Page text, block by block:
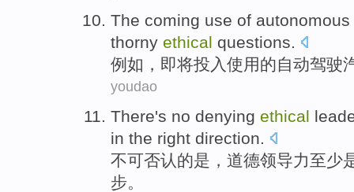
The coming use of autonomous
thorny ethical questions.
例如 ， 即将投入使用的自动驾驶
youdao
There's no denying ethical
in the right direction.
不可否认的是 ， 道德领导力至少
步。